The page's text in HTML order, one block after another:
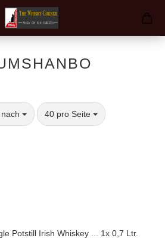
40 pro Seite
pro Seite